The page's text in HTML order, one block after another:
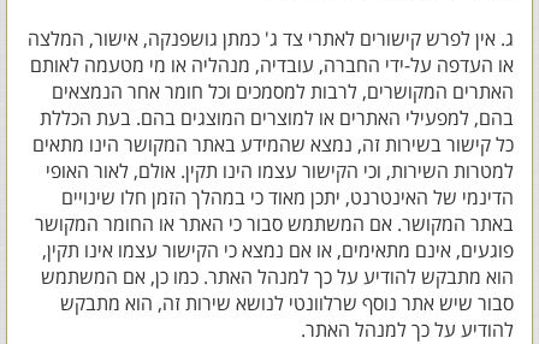
ג. אין לפרש קישורים לאתרי צד ג' כמתן גושפנקה, אישור, המלצה
או העדפה על-ידי החברה, עובדיה, מנהליה או מי מטעמה לאותם
האתרים המקושרים, לרבות למסמכים וכל חומר אחר הנמצאים
בהם, למפעילי האתרים או למוצרים המוצגים בהם. בעת הכללת
כל קישור בשירות זה, נמצא שהמידע באתר המקושר הינו מתאים
למטרות השירות, וכי הקישור עצמו הינו תקין. אולם, לאור האופי
הדינמי של האינטרנט, יתכן מאוד כי במהלך הזמן חלו שינויים
באתר המקושר. אם המשתמש סבור כי האתר או החומר המקושר
פוגעים, אינם מתאימים, או אם נמצא כי הקישור עצמו אינו תקין,
הוא מתבקש להודיע על כך למנהל האתר. כמו כן, אם המשתמש
סבור שיש אתר נוסף שרלוונטי לנושא שירות זה, הוא מתבקש
להודיע על כך למנהל האתר.